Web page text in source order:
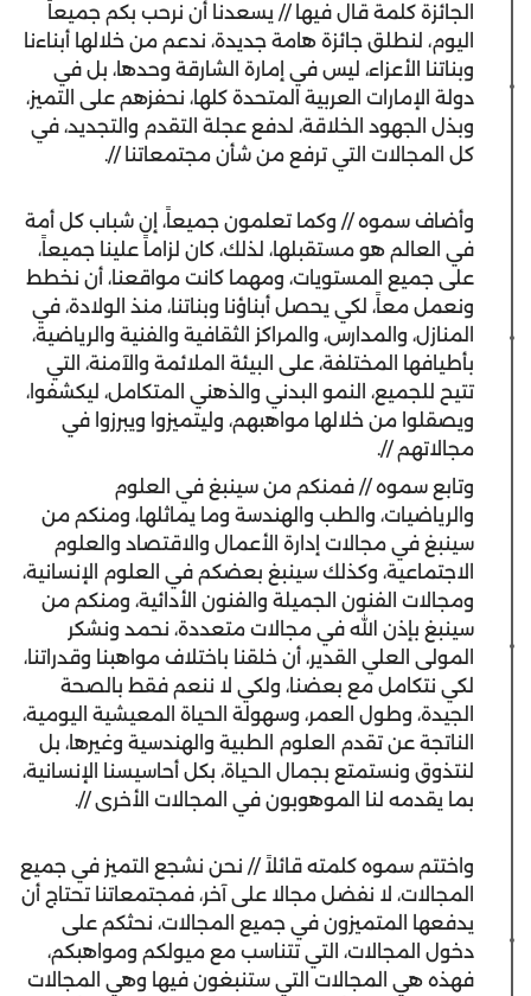
الجائزة كلمة قال فيها // يسعدنا أن نرحب بكم جميعاً
اليوم، لنطلق جائزة هامة جديدة، ندعم من خلالها أبناءنا
وبناتنا الأعزاء، ليس في إمارة الشارقة وحدها، بل في
دولة الإمارات العربية المتحدة كلها، نحفزهم على التميز،
وبذل الجهود الخلاقة، لدفع عجلة التقدم والتجديد، في
كل المجالات التي ترفع من شأن مجتمعاتنا //.
وأضاف سموه // وكما تعلمون جميعاً، إن شباب كل أمة
في العالم هو مستقبلها، لذلك، كان لزاماً علينا جميعاً،
على جميع المستويات، ومهما كانت مواقعنا، أن نخطط
ونعمل معاً، لكي يحصل أبناؤنا وبناتنا، منذ الولادة، في
المنازل، والمدارس، والمراكز الثقافية والفنية والرياضية،
بأطيافها المختلفة، على البيئة الملائمة والآمنة، التي
تتيح للجميع، النمو البدني والذهني المتكامل، ليكشفوا،
ويصقلوا من خلالها مواهبهم، وليتميزوا ويبرزوا في
مجالاتهم //.
وتابع سموه // فمنكم من سينبغ في العلوم
والرياضيات، والطب والهندسة وما يماثلها، ومنكم من
سينبغ في مجالات إدارة الأعمال والاقتصاد والعلوم
الاجتماعية، وكذلك سينبغ بعضكم في العلوم الإنسانية،
ومجالات الفنون الجميلة والفنون الأدائية، ومنكم من
سينبغ بإذن الله في مجالات متعددة، نحمد ونشكر
المولى العلي القدير، أن خلقنا باختلاف مواهبنا وقدراتنا،
لكي نتكامل مع بعضنا، ولكي لا ننعم فقط بالصحة
الجيدة، وطول العمر، وسهولة الحياة المعيشية اليومية،
الناتجة عن تقدم العلوم الطبية والهندسية وغيرها، بل
لنتذوق ونستمتع بجمال الحياة، بكل أحاسيسنا الإنسانية،
بما يقدمه لنا الموهوبون في المجالات الأخرى //.
واختتم سموه كلمته قائلاً // نحن نشجع التميز في جميع
المجالات، لا نفضل مجالا على آخر، فمجتمعاتنا تحتاج أن
يدفعها المتميزون في جميع المجالات، نحثكم على
دخول المجالات، التي تتناسب مع ميولكم ومواهبكم،
فهذه هي المجالات التي ستنبغون فيها وهي المجالات